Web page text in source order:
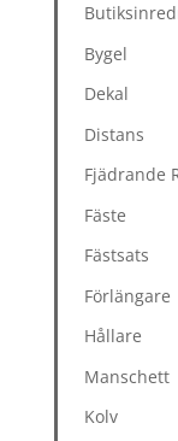
Bygel
Dekal
Distans
Fjädrande
Fäste
Fästsats
Förlängare
Hållare
Manschett
Kolv